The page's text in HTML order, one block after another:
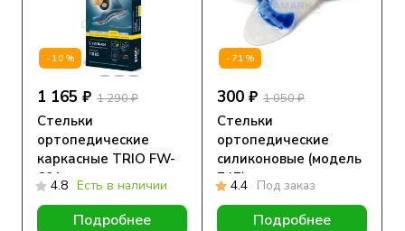
-10%
1 165 ₽ 1 290 ₽
Стельки
ортопедические
каркасные TRIO FW-
6014.8 Есть в наличии
Подробнее
-71%
300 ₽ 1 050 ₽
Стельки
ортопедические
силиконовые (модель
747)
4.4 Под заказ
Подробнее